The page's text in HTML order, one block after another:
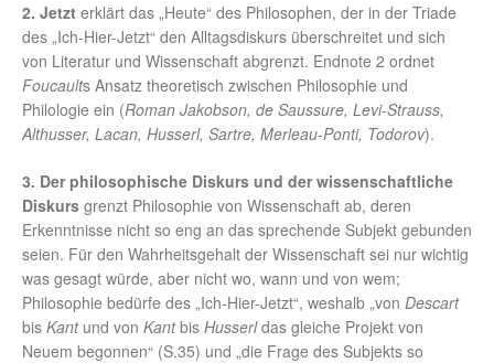
2. Jetzt erklärt das „Heute“ des Philosophen, der in der Triade
des „Ich-Hier-Jetzt“ den Alltagsdiskurs überschreitet und sich
von Literatur und Wissenschaft abgrenzt. Endnote 2 ordnet
Foucaults Ansatz theoretisch zwischen Philosophie und
Philologie ein (Roman Jakobson, de Saussure, Levi-Strauss,
Althusser, Lacan, Husserl, Sartre, Merleau-Ponti, Todorov).
3. Der philosophische Diskurs und der wissenschaftliche
Diskurs grenzt Philosophie von Wissenschaft ab, deren
Erkenntnisse nicht so eng an das sprechende Subjekt gebunden
seien. Für den Wahrheitsgehalt der Wissenschaft sei nur wichtig
was gesagt würde, aber nicht wo, wann und von wem;
Philosophie bedürfe des „Ich-Hier-Jetzt“, weshalb „von Descart
bis Kant und von Kantbis Husserldas gleiche Projekt von
Neuem begonnen“ (S.35) und „die Frage des Subjekts so